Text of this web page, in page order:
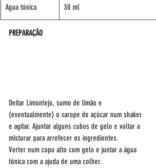
Agua tónica 30 ml
PREPARAÇÃO
Deitar Limontejo, sumo de limão e
(eventualmente) o xarope de açúcar num shaker
e agitar. Ajuntar alguns cubos de gelo e voltar a
misturar para arrefecer os ingredientes.
Verter num copo alto com gelo e juntar a água
tónica com a ajuda de uma colher.